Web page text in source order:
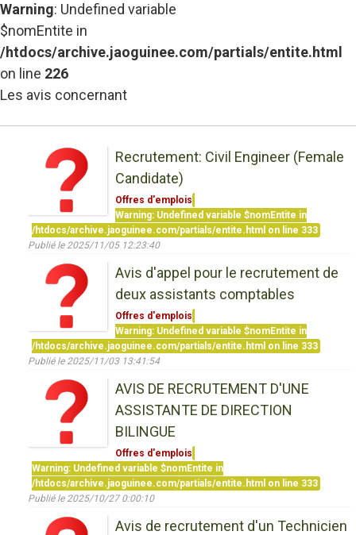
Warning: Undefined variable
$nomEntite in
/htdocs/archive.jaoguinee.com/partials/entite.html
on line 226
Les avis concernant
Recrutement: Civil Engineer (Female
Candidate)
Offres d'emplois
Warning: Undefined variable $nomEntite in
/htdocs/archive.jaoguinee.com/partials/entite.html on line 333
Publié le 2025/11/05 12:23:40
Avis d'appel pour le recrutement de
deux assistants comptables
Offres d'emplois
Warning: Undefined variable $nomEntite in
/htdocs/archive.jaoguinee.com/partials/entite.html on line 333
Publié le 2025/11/03 13:41:54
AVIS DE RECRUTEMENT D'UNE
ASSISTANTE DE DIRECTION
BILINGUE
Offres d'emplois
Warning: Undefined variable $nomEntite in
/htdocs/archive.jaoguinee.com/partials/entite.html on line 333
Publié le 2025/10/27 0:00:10
Avis de recrutement d'un Technicien